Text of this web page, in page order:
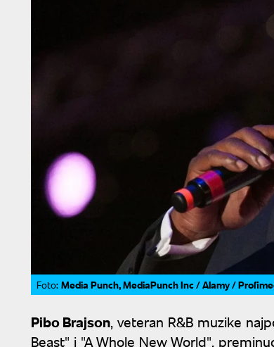
Foto: Media Punch, MediaPunch Inc / Alamy /
Pibo Brajson, veteran R&B muzike
Beast" i "A Whole New World",